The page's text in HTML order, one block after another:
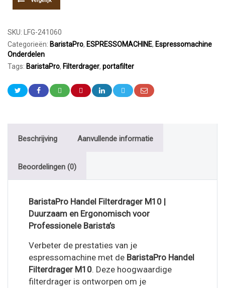
SKU:
LFG-241060
Categorieën: BaristaPro, ESPRESSOMACHINE, Espressomachine
Onderdelen
Tags: BaristaPro, Filterdrager, portafilter
Beschrijving Aanvullende informatie
Beoordelingen (0)
BaristaPro Handel Filterdrager M10 |
Duurzaam en Ergonomisch voor
Professionele Barista’s
Verbeter de prestaties van je
espressomachine met de BaristaPro Handel
Filterdrager M10. Deze hoogwaardige
filterdrager is ontworpen om je